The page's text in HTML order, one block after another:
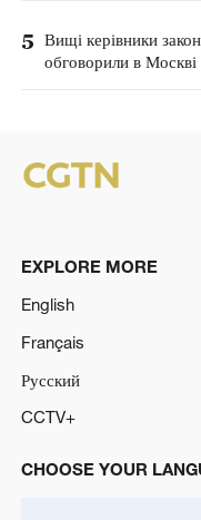
5 Вищі керівники
обговорили в Москві
EXPLORE MORE
English
Français
Русский
CCTV+
CHOOSE YOUR